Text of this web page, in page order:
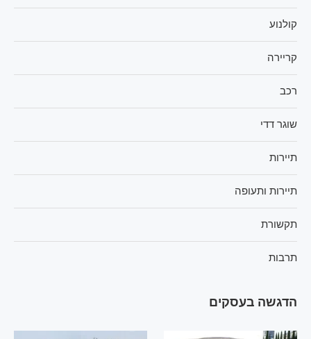
קולנוע
קריירה
רכב
שוגר דדי
תיירות
תיירות ותעופה
תקשורת
תרבות
הדגשה בעסקים